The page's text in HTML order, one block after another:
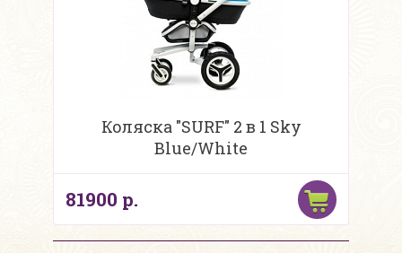
Коляска "SURF" 2 в 1 Sky
Blue/White
81900 р.